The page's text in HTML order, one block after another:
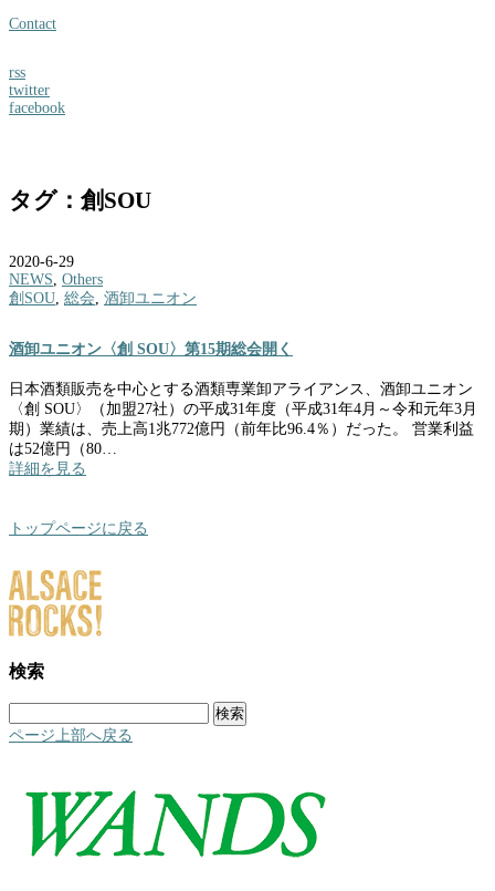
Contact
rss
twitter
facebook
タグ：創SOU
2020-6-29
NEWS Others
創SOU 総会 酒卸ユニオン
酒卸ユニオン〈創 SOU〉第15期総会開く
日本酒類販売を中心とする酒類専業卸アライアンス、酒卸ユニオン
〈創 SOU〉（加盟27社）の平成31年度（平成31年4月～令和元年3月
期）業績は、売上高1兆772億円（前年比96.4％）だった。 営業利益
は52億円（80…
詳細を見る
トップページに戻る
検索
索:
ページ上部へ戻る